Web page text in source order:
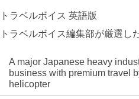
トラベルボイス 英語版
トラベルボイス編集部が厳選し
A major Japanese heavy
business with premium travel
helicopter